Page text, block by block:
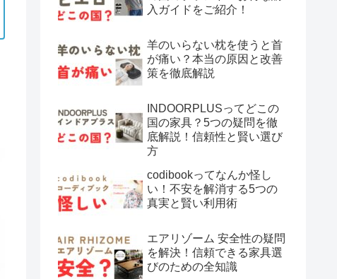
入ガイドをご紹介！
羊のいらない枕を使うと首
が痛い？本当の原因と改善
策を徹底解説
INDOORPLUSってどこの
国の家具？5つの疑問を徹
底解説！信頼性と賢い選び
方
codibookってなんか怪し
い！不安を解消する5つの
真実と賢い利用術
エアリゾーム 安全性の疑問
を解決！信頼できる家具選
びのための全知識